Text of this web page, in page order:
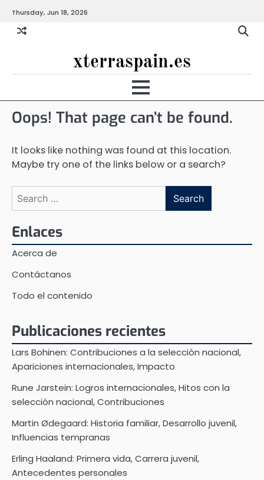
content
Thursday, Jun 18, 2026
xterraspain.es
Oops! That page can’t be found.
It looks like nothing was found at this location.
Maybe try one of the links below or a search?
Search
for:
Enlaces
Acerca de
Contáctanos
Todo el contenido
Publicaciones recientes
Lars Bohinen: Contribuciones a la selección nacional,
Apariciones internacionales, Impacto
Rune Jarstein: Logros internacionales, Hitos con la
selección nacional, Contribuciones
Martin Ødegaard: Historia familiar, Desarrollo juvenil,
Influencias tempranas
Erling Haaland: Primera vida, Carrera juvenil,
Antecedentes personales